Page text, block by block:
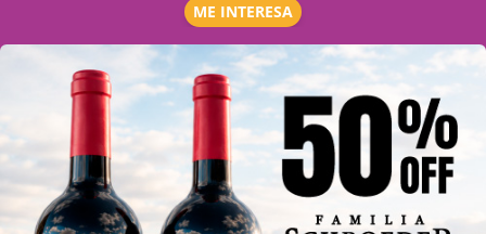
ME INTERESA